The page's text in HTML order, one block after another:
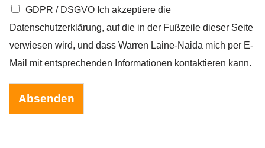
G
P
R
D
O
GDPR / DSGVO Ich akzeptiere die
Datenschutzerklärung, auf die in der Fußzeile dieser Seite
verwiesen wird, und dass Warren Laine-Naida mich per E-
Mail mit entsprechenden Informationen kontaktieren kann.
Absenden